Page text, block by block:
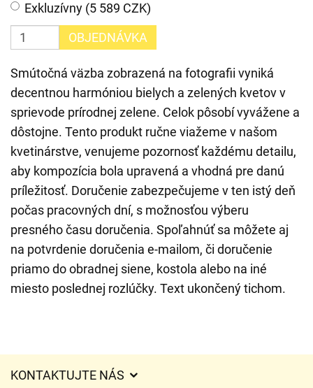
Exkluzívny (5 589 CZK)
OBJEDNÁVKA
Smútočná väzba zobrazená na fotografii vyniká
decentnou harmóniou bielych a zelených kvetov v
sprievode prírodnej zelene. Celok pôsobí vyvážene a
dôstojne. Tento produkt ručne viažeme v našom
kvetinárstve, venujeme pozornosť každému detailu,
aby kompozícia bola upravená a vhodná pre danú
príležitosť. Doručenie zabezpečujeme v ten istý deň
počas pracovných dní, s možnosťou výberu
presného času doručenia. Spoľahnúť sa môžete aj
na potvrdenie doručenia e-mailom, či doručenie
priamo do obradnej siene, kostola alebo na iné
miesto poslednej rozlúčky. Text ukončený tichom.
KONTAKTUJTE NÁS